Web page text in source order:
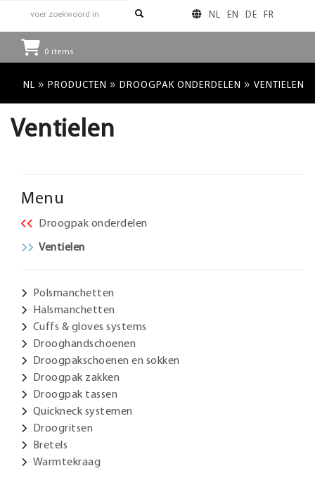
NL EN DE FR
0 items
NL » PRODUCTEN » DROOGPAK ONDERDELEN » VENTIELEN
Ventielen
Menu
Droogpak onderdelen
Ventielen
Polsmanchetten
Halsmanchetten
Cuffs & gloves systems
Drooghandschoenen
Droogpakschoenen en sokken
Droogpak zakken
Droogpak tassen
Quickneck systemen
Droogritsen
Bretels
Warmtekraag